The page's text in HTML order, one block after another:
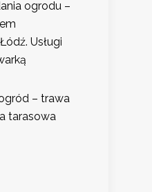
ogrodu –
Usługi
– trawa
tarasowa